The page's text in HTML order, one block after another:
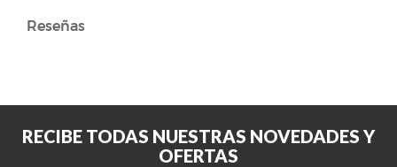
Reseñas
RECIBE TODAS NUESTRAS NOVEDADES Y
OFERTAS